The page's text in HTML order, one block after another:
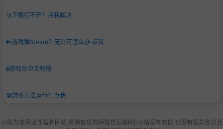
🚀下载打不开？点我解决
🔑游戏弹Steam？无许可怎么办-点我
🌐游戏改中文教程
🛠️游戏无法运行？点我
小站为非商业性盈利网站,资源信息均转载自互联网|[小站没有充值.也没有售卖会员及